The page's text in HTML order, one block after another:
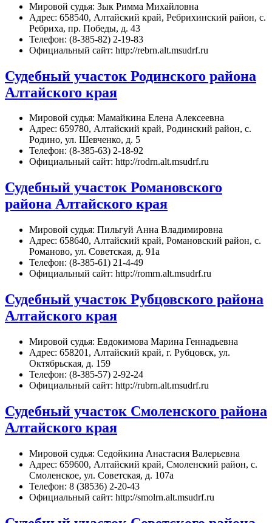
Мировой судья: Зык Римма Михайловна
Адрес: 658540, Алтайский край, Ребрихинский район, с.
Ребриха, пр. Победы, д. 43
Телефон: (8-385-82) 2-19-83
Официальный сайт: http://rebrn.alt.msudrf.ru
Судебный участок Родинского района
Алтайского края
Мировой судья: Мамайкина Елена Алексеевна
Адрес: 659780, Алтайский край, Родинский район, с.
Родино, ул. Шевченко, д. 5
Телефон: (8-385-63) 2-18-92
Официальный сайт: http://rodrn.alt.msudrf.ru
Судебный участок Романовского
района Алтайского края
Мировой судья: Пильгуй Анна Владимировна
Адрес: 658640, Алтайский край, Романовский район, с.
Романово, ул. Советская, д. 91а
Телефон: (8-385-61) 21-4-49
Официальный сайт: http://romrn.alt.msudrf.ru
Судебный участок Рубцовского района
Алтайского края
Мировой судья: Евдокимова Марина Геннадьевна
Адрес: 658201, Алтайский край, г. Рубцовск, ул.
Октябрьская, д. 159
Телефон: (8-385-57) 2-92-24
Официальный сайт: http://rubrn.alt.msudrf.ru
Судебный участок Смоленского района
Алтайского края
Мировой судья: Седойкина Анастасия Валерьевна
Адрес: 659600, Алтайский край, Смоленский район, с.
Смоленское, ул. Советская, д. 107а
Телефон: 8 (38536) 2-20-43
Официальный сайт: http://smolrn.alt.msudrf.ru